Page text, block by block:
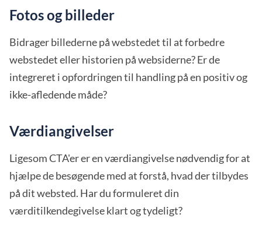
Fotos og billeder
Bidrager billederne på webstedet til at forbedre
webstedet eller historien på websiderne? Er de
integreret i opfordringen til handling på en positiv og
ikke-afledende måde?
Værdiangivelser
Ligesom CTA'er er en værdiangivelse nødvendig for at
hjælpe de besøgende med at forstå, hvad der tilbydes
på dit websted. Har du formuleret din
værditilkendegivelse klart og tydeligt?